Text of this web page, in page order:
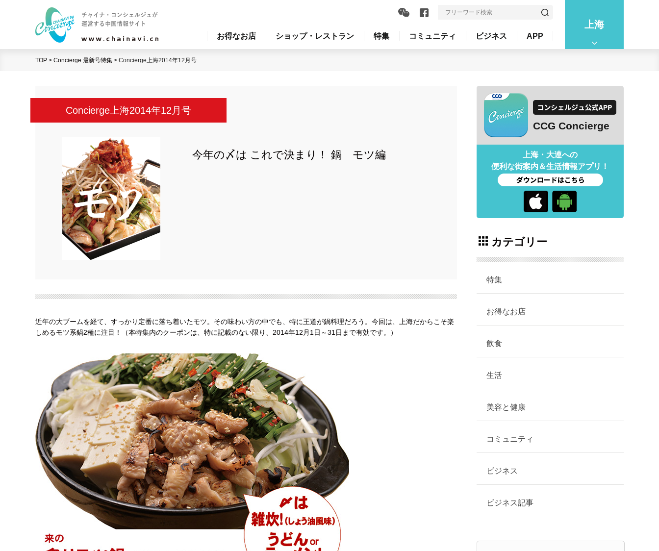
上海
お得なお店 ショップ・レストラン 特集 コミュニティ ビジネス APP
TOP > Concierge 最新号特集 > Concierge上海2014年12月号
Concierge上海2014年12月号
今年の〆は これで決まり！ 鍋 モツ編
近年の大ブームを経て、すっかり定番に落ち着いたモツ。その味わい方の中でも、特に王道が鍋料理だろう。今回は、上海だからこそ楽
しめるモツ系鍋2種に注目！（本特集内のクーポンは、特に記載のない限り、2014年12月1日～31日まで有効です。）
CCG Concierge
上海・大連への
便利な街案内＆生活情報アプリ！
カテゴリー
特集
お得なお店
飲食
生活
美容と健康
コミュニティ
ビジネス
ビジネス記事